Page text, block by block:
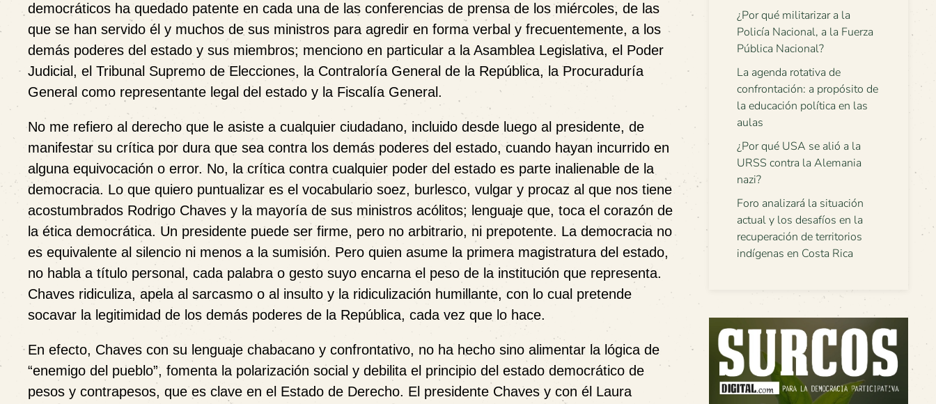
democráticos ha quedado patente en cada una de las conferencias de prensa de los miércoles, de las
que se han servido él y muchos de sus ministros para agredir en forma verbal y frecuentemente, a los
demás poderes del estado y sus miembros; menciono en particular a la Asamblea Legislativa, el Poder
Judicial, el Tribunal Supremo de Elecciones, la Contraloría General de la República, la Procuraduría
General como representante legal del estado y la Fiscalía General.
No me refiero al derecho que le asiste a cualquier ciudadano, incluido desde luego al presidente, de
manifestar su crítica por dura que sea contra los demás poderes del estado, cuando hayan incurrido en
alguna equivocación o error. No, la crítica contra cualquier poder del estado es parte inalienable de la
democracia. Lo que quiero puntualizar es el vocabulario soez, burlesco, vulgar y procaz al que nos tiene
acostumbrados Rodrigo Chaves y la mayoría de sus ministros acólitos; lenguaje que, toca el corazón de
la ética democrática. Un presidente puede ser firme, pero no arbitrario, ni prepotente. La democracia no
es equivalente al silencio ni menos a la sumisión. Pero quien asume la primera magistratura del estado,
no habla a título personal, cada palabra o gesto suyo encarna el peso de la institución que representa.
Chaves ridiculiza, apela al sarcasmo o al insulto y la ridiculización humillante, con lo cual pretende
socavar la legitimidad de los demás poderes de la República, cada vez que lo hace.
En efecto, Chaves con su lenguaje chabacano y confrontativo, no ha hecho sino alimentar la lógica de
“enemigo del pueblo”, fomenta la polarización social y debilita el principio del estado democrático de
pesos y contrapesos, que es clave en el Estado de Derecho. El presidente Chaves y con él Laura
¿Por qué militarizar a la
Policía Nacional, a la Fuerza
Pública Nacional?
La agenda rotativa de
confrontación: a propósito de
la educación política en las
aulas
¿Por qué USA se alió a la
URSS contra la Alemania
nazi?
Foro analizará la situación
actual y los desafíos en la
recuperación de territorios
indígenas en Costa Rica